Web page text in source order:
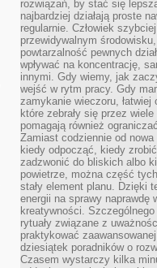
rozwiązań, by stać się
najbardziej działają proste
regularnie. Człowiek
przewidywalnym
powtarzalność pewnych
wpływać na koncentrację,
innymi. Gdy wiemy, jak
wejść w rytm pracy. Gdy
zamykanie wieczoru, łatwiej
które zebrały się przez
pomagają również
Zamiast codziennie od
kiedy odpocząć, kiedy
zadzwonić do bliskich albo
powietrze, można część
stały element planu. Dzięki
energii na sprawy naprawdę
kreatywności.
rytuały związane z
praktykować
dziesiątek poradników o
Czasem wystarczy kilka